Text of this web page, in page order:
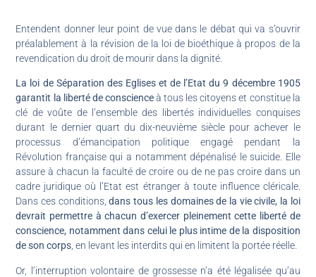
Entendent donner leur point de vue dans le débat qui va s’ouvrir
préalablement à la révision de la loi de bioéthique à propos de la
revendication du droit de mourir dans la dignité.
La loi de Séparation des Eglises et de l’Etat du 9 décembre 1905
garantit la liberté de conscienceà tous les citoyens et constitue la
clé de voûte de l’ensemble des libertés individuelles conquises
durant le dernier quart du dix-neuvième siècle pour achever le
processus d’émancipation politique engagé pendant la
Révolution française qui a notamment dépénalisé le suicide. Elle
assure à chacun la faculté de croire ou de ne pas croire dans un
cadre juridique où l’Etat est étranger à toute influence cléricale.
Dans ces conditions,dans tous les domaines de la vie civile, la loi
devrait permettre à chacun d’exercer pleinement cette liberté de
conscience, notamment dans celui le plus intime de la disposition
de son corps, en levant les interdits qui en limitent la portée réelle.
Or, l’interruption volontaire de grossesse n’a été légalisée qu’au